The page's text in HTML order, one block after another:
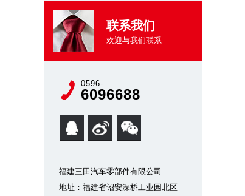
联系我们
欢迎与我们联系
0596-
6096688
福建三田汽车零部件有限公司
地址：福建省诏安深桥工业园北区